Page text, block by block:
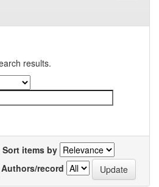
results.
Sort items by
Authors/record